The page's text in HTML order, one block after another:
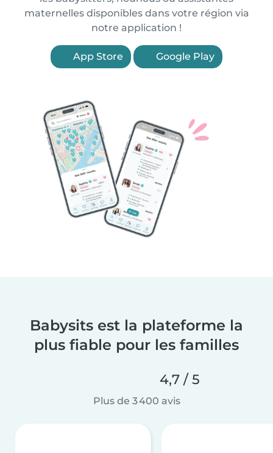
maternelles disponibles dans votre région via
notre application !
App Store Google Play
Babysits est la plateforme la
plus fiable pour les familles
4,7 / 5
Plus de 3 400 avis